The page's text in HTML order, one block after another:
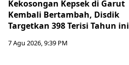
Kekosongan Kepsek di Garut
Kembali Bertambah, Disdik
Targetkan 398 Terisi Tahun ini
7 Agu 2026, 9:39 PM